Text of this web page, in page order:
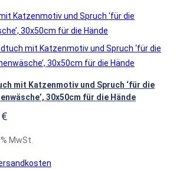
mit Katzenmotiv und Spruch ‘für die
30x50cm für die Hände
€
MwSt.